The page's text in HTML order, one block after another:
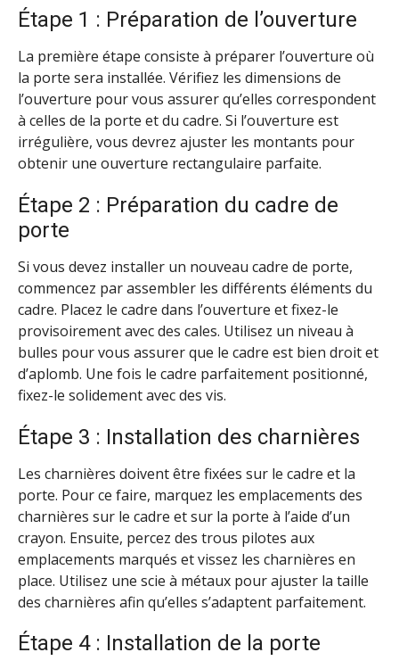
Étape 1 : Préparation de l’ouverture
La première étape consiste à préparer l’ouverture où
la porte sera installée. Vérifiez les dimensions de
l’ouverture pour vous assurer qu’elles correspondent
à celles de la porte et du cadre. Si l’ouverture est
irrégulière, vous devrez ajuster les montants pour
obtenir une ouverture rectangulaire parfaite.
Étape 2 : Préparation du cadre de
porte
Si vous devez installer un nouveau cadre de porte,
commencez par assembler les différents éléments du
cadre. Placez le cadre dans l’ouverture et fixez-le
provisoirement avec des cales. Utilisez un niveau à
bulles pour vous assurer que le cadre est bien droit et
d’aplomb. Une fois le cadre parfaitement positionné,
fixez-le solidement avec des vis.
Étape 3 : Installation des charnières
Les charnières doivent être fixées sur le cadre et la
porte. Pour ce faire, marquez les emplacements des
charnières sur le cadre et sur la porte à l’aide d’un
crayon. Ensuite, percez des trous pilotes aux
emplacements marqués et vissez les charnières en
place. Utilisez une scie à métaux pour ajuster la taille
des charnières afin qu’elles s’adaptent parfaitement.
Étape 4 : Installation de la porte